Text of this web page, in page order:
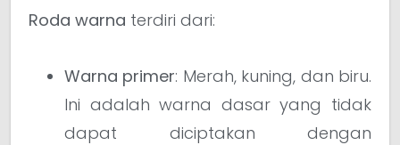
Roda warna terdiri dari:
Warna primer: Merah, kuning, dan biru.
Ini adalah warna dasar yang tidak
dapat diciptakan dengan